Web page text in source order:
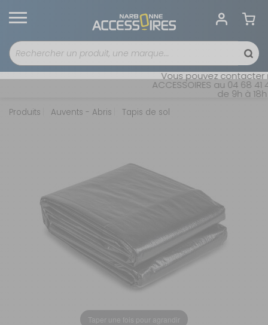
Vous pouvez contacter
ACCESSOIRES au 04 68
de 9h à
Produits Auvents - Abris Tapis de sol
Taper une fois pour agrandir